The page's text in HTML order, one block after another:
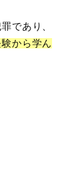
であり、
から学ん